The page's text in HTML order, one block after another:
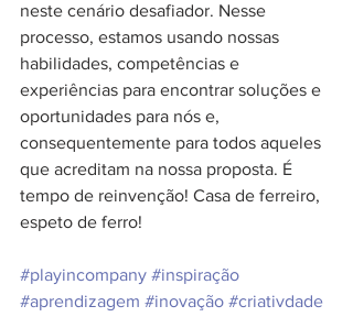
neste cenário desafiador. Nesse
processo, estamos usando nossas
habilidades, competências e
experiências para encontrar soluções e
oportunidades para nós e,
consequentemente para todos aqueles
que acreditam na nossa proposta. É
tempo de reinvenção! Casa de ferreiro,
espeto de ferro!
#playincompany #inspiração
#aprendizagem #inovação #criativdade